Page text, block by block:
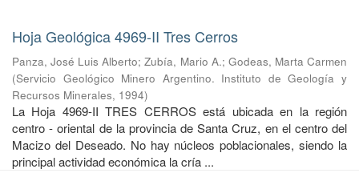
Hoja Geológica 4969-II Tres Cerros
Panza, José Luis Alberto;Zubía, Mario A.; Godeas, Marta Carmen
(Servicio Geológico Minero Argentino. Instituto de Geología y
Recursos Minerales, 1994)
La Hoja 4969-II TRES CERROS está ubicada en la región
centro - oriental de la provincia de Santa Cruz, en el centro del
Macizo del Deseado. No hay núcleos poblacionales, siendo la
principal actividad económica la cría ...